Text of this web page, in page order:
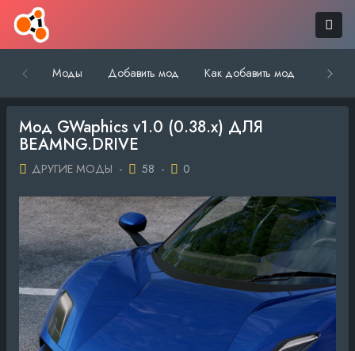
Моды Добавить мод Как добавить мод
Мод GWaphics v1.0 (0.38.x) ДЛЯ
BEAMNG.DRIVE
ДРУГИЕ МОДЫ - 58 - 0